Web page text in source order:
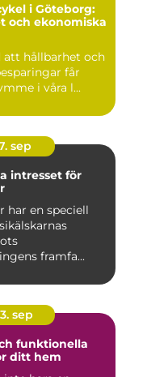
i Göteborg:
och ekonomiska
att hållbarhet och
får
i våra l...
sep
intresset för
har en speciell
framfa...
sep
funktionella
ditt hem